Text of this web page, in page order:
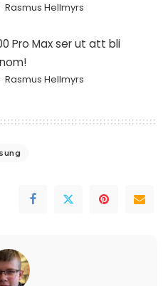
Rasmus Hellmyrs
Pro Max ser ut att bli
Rasmus Hellmyrs